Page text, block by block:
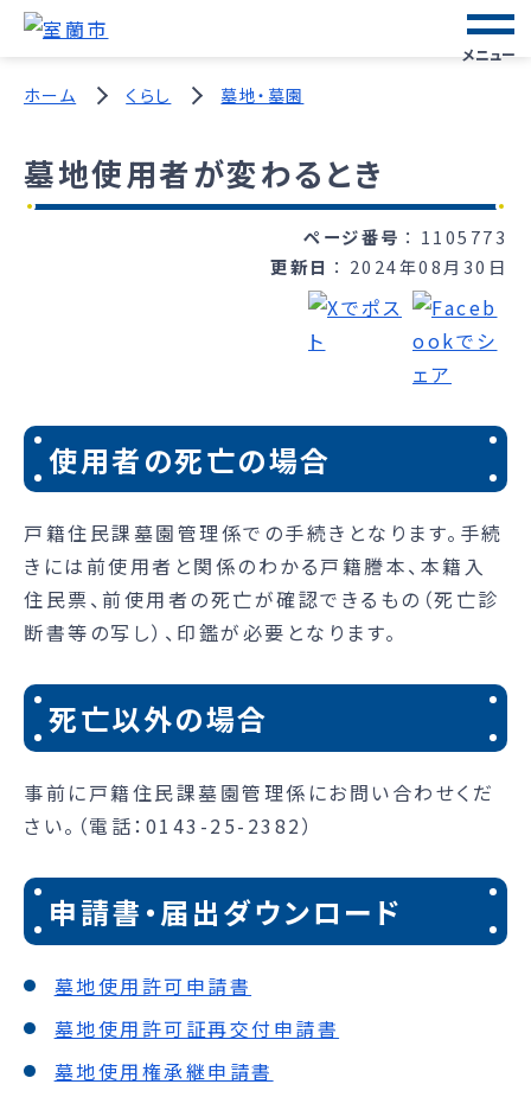
メニュー
ホーム くらし 墓地・墓園
墓地使用者が変わるとき
ページ番号
1105773
更新日
2024年08月30日
使用者の死亡の場合
戸籍住民課墓園管理係での手続きとなります。手続
きには前使用者と関係のわかる戸籍謄本、本籍入
住民票、前使用者の死亡が確認できるもの（死亡診
断書等の写し）、印鑑が必要となります。
死亡以外の場合
事前に戸籍住民課墓園管理係にお問い合わせくだ
さい。（電話：0143-25-2382）
申請書・届出ダウンロード
墓地使用許可申請書
墓地使用許可証再交付申請書
墓地使用権承継申請書